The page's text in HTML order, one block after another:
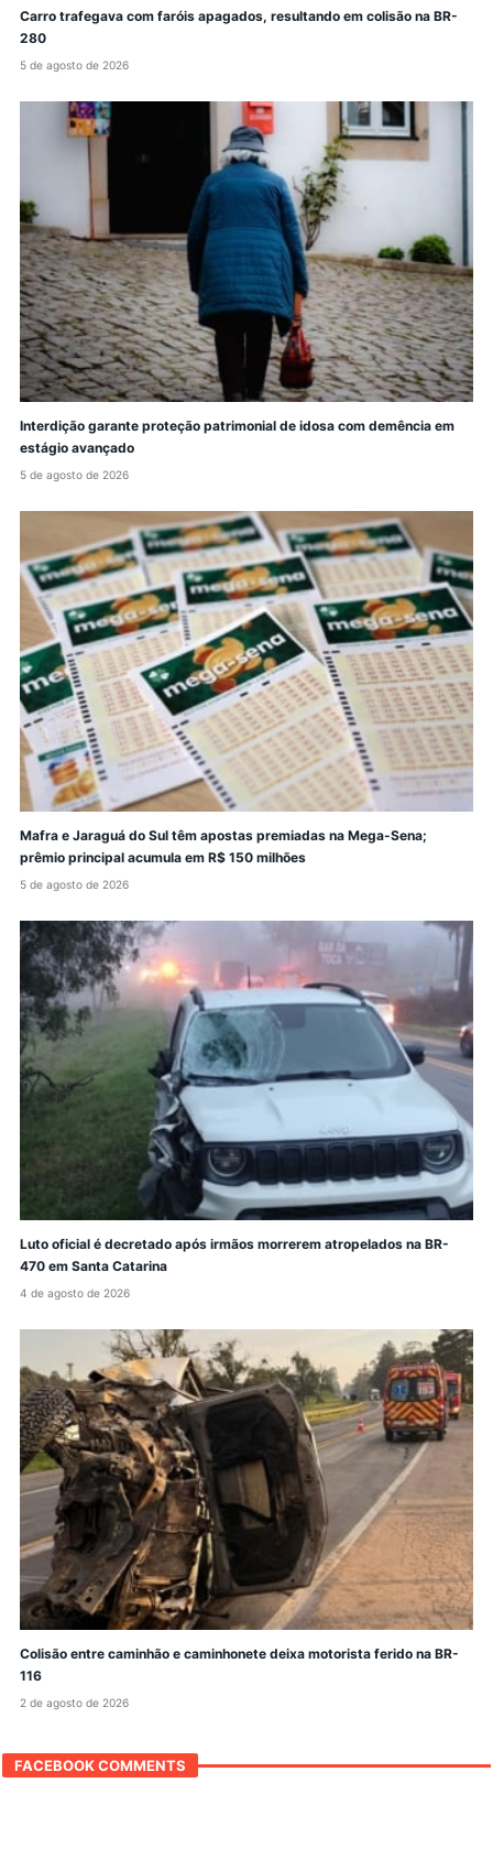
Carro trafegava com faróis apagados, resultando em colisão na BR-
280
5 de agosto de 2026
Interdição garante proteção patrimonial de idosa com demência em
estágio avançado
5 de agosto de 2026
Mafra e Jaraguá do Sul têm apostas premiadas na Mega-Sena;
prêmio principal acumula em R$ 150 milhões
5 de agosto de 2026
Luto oficial é decretado após irmãos morrerem atropelados na BR-
470 em Santa Catarina
4 de agosto de 2026
Colisão entre caminhão e caminhonete deixa motorista ferido na BR-
116
2 de agosto de 2026
FACEBOOK COMMENTS